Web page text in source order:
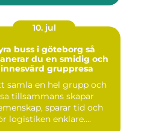
10. jul
buss i göteborg så
du en smidig och
gruppresa
samla en hel grupp och
tillsammans skapar
sparar tid och
logistiken enklare....